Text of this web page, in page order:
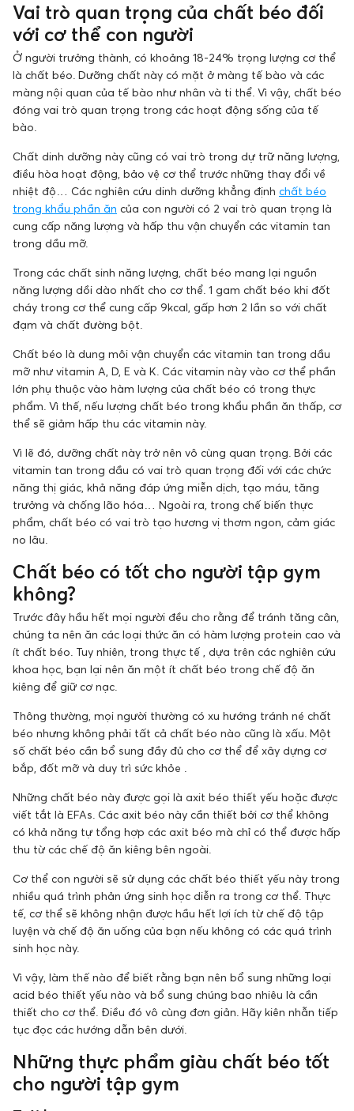
Vai trò quan trọng của chất béo đối
với cơ thể con người
Ở người trưởng thành, có khoảng 18-24% trọng lượng cơ thể
là chất béo. Dưỡng chất này có mặt ở màng tế bào và các
màng nội quan của tế bào như nhân và ti thể. Vì vậy, chất béo
đóng vai trò quan trọng trong các hoạt động sống của tế
bào.
Chất dinh dưỡng này cũng có vai trò trong dự trữ năng lượng,
điều hòa hoạt động, bảo vệ cơ thể trước những thay đổi về
nhiệt độ… Các nghiên cứu dinh dưỡng khẳng định chất béo
trong khẩu phần ăn của con người có 2 vai trò quan trọng là
cung cấp năng lượng và hấp thu vận chuyển các vitamin tan
trong dầu mỡ.
Trong các chất sinh năng lượng, chất béo mang lại nguồn
năng lượng dồi dào nhất cho cơ thể. 1 gam chất béo khi đốt
cháy trong cơ thể cung cấp 9kcal, gấp hơn 2 lần so với chất
đạm và chất đường bột.
Chất béo là dung môi vận chuyển các vitamin tan trong dầu
mỡ như vitamin A, D, E và K. Các vitamin này vào cơ thể phần
lớn phụ thuộc vào hàm lượng của chất béo có trong thực
phẩm. Vì thế, nếu lượng chất béo trong khẩu phần ăn thấp, cơ
thể sẽ giảm hấp thu các vitamin này.
Vì lẽ đó, dưỡng chất này trở nên vô cùng quan trọng. Bởi các
vitamin tan trong dầu có vai trò quan trọng đối với các chức
năng thị giác, khả năng đáp ứng miễn dịch, tạo máu, tăng
trưởng và chống lão hóa… Ngoài ra, trong chế biến thực
phẩm, chất béo có vai trò tạo hương vị thơm ngon, cảm giác
no lâu.
Chất béo có tốt cho người tập gym
không?
Trước đây hầu hết mọi người đều cho rằng để tránh tăng cân,
chúng ta nên ăn các loại thức ăn có hàm lượng protein cao và
ít chất béo. Tuy nhiên, trong thực tế , dựa trên các nghiên cứu
khoa học, bạn lại nên ăn một ít chất béo trong chế độ ăn
kiêng để giữ cơ nạc.
Thông thường, mọi người thường có xu hướng tránh né chất
béo nhưng không phải tất cả chất béo nào cũng là xấu. Một
số chất béo cần bổ sung đầy đủ cho cơ thể để xây dựng cơ
bắp, đốt mỡ và duy trì sức khỏe .
Những chất béo này được gọi là axit béo thiết yếu hoặc được
viết tắt là EFAs. Các axit béo này cần thiết bởi cơ thể không
có khả năng tự tổng hợp các axit béo mà chỉ có thể được hấp
thu từ các chế độ ăn kiêng bên ngoài.
Cơ thể con người sẽ sử dụng các chất béo thiết yếu này trong
nhiều quá trình phản ứng sinh học diễn ra trong cơ thể. Thực
tế, cơ thể sẽ không nhận được hầu hết lợi ích từ chế độ tập
luyện và chế độ ăn uống của bạn nếu không có các quá trình
sinh học này.
Vì vậy, làm thế nào để biết rằng bạn nên bổ sung những loại
acid béo thiết yếu nào và bổ sung chúng bao nhiêu là cần
thiết cho cơ thể. Điều đó vô cùng đơn giản. Hãy kiên nhẫn tiếp
tục đọc các hướng dẫn bên dưới.
Những thực phẩm giàu chất béo tốt
cho người tập gym